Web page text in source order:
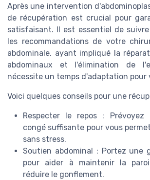
Après une intervention
de récupération est crucial pour
satisfaisant. Il est essentiel de
les recommandations de votre
abdominale, ayant impliqué la
abdominaux et l'élimination de
nécessite un temps d'adaptation pour
Voici quelques conseils pour une
Respecter le repos : Prévoyez
congé suffisante pour vous
sans stress.
Soutien abdominal : Portez une
pour aider à maintenir la
réduire le gonflement.